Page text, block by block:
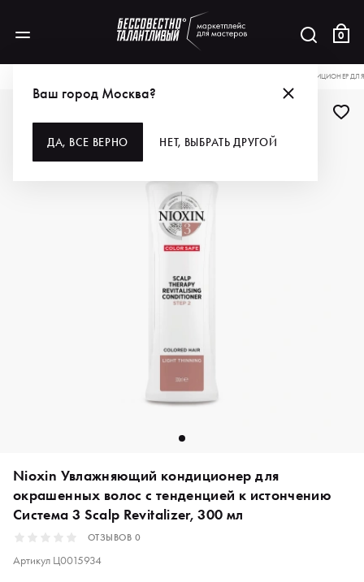
0
Ваш город Москва?
ДА, ВСЕ ВЕРНО НЕТ, ВЫБРАТЬ ДРУГОЙ
NIOXIN УВЛАЖНЯЮЩИЙ КОНДИЦИОНЕР ДЛЯ
Nioxin Увлажняющий кондиционер для
окрашенных волос с тенденцией к истончению
Система 3 Scalp Revitalizer, 300 мл
ОТЗЫВОВ 0
Артикул Ц0015934